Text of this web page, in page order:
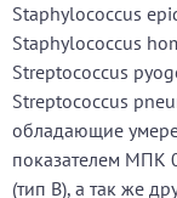
Staphylococcus
Staphylococcus
Streptococcus
Streptococcus
обладающие
показателем МПК
(тип В), а так же